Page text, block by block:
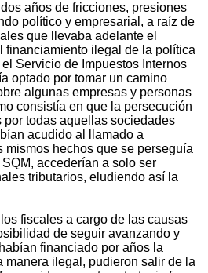
años de fricciones, presiones
político y empresarial, a raíz de
que llevaba adelante el
financiamiento ilegal de la política
Servicio de Impuestos Internos
optado por tomar un camino
algunas empresas y personas
consistía en que la persecución
todas aquellas sociedades
acudido al llamado a
mismos hechos que se perseguía
accederían a solo ser
tributarios, eludiendo así la
fiscales a cargo de las causas
de seguir avanzando y
financiado por años la
manera ilegal, pudieron salir de la